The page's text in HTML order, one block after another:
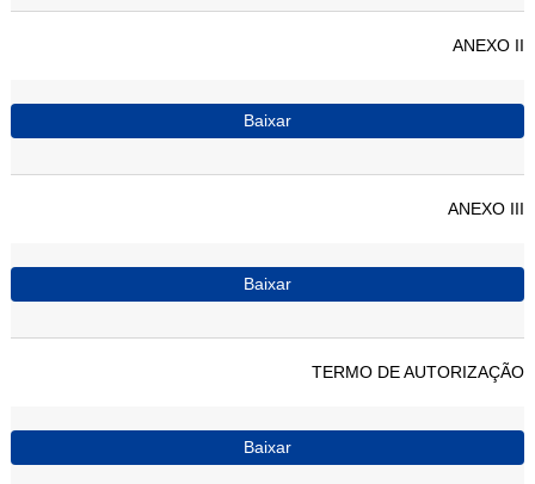
ANEXO II
Baixar
ANEXO III
Baixar
TERMO DE AUTORIZAÇÃO
Baixar